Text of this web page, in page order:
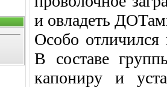
и овладеть
Особо
В составе
капониру и